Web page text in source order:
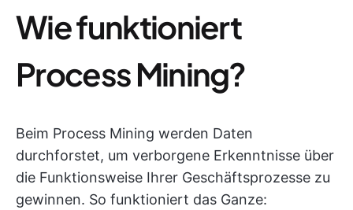
Wie funktioniert
Process Mining?
Beim Process Mining werden Daten
durchforstet, um verborgene Erkenntnisse über
die Funktionsweise Ihrer Geschäftsprozesse zu
gewinnen. So funktioniert das Ganze: